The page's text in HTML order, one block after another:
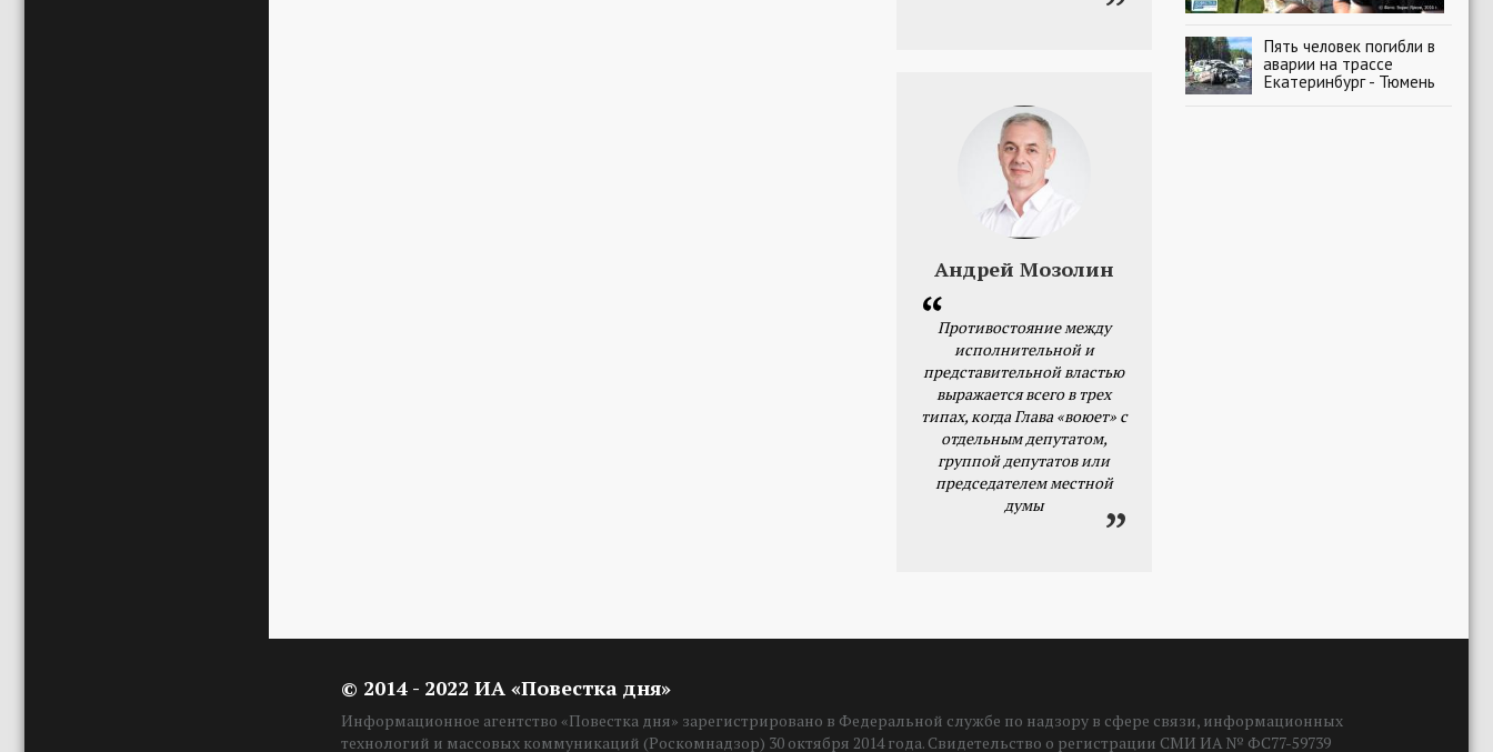
Андрей Мозолин
Противостояние между
исполнительной и
представительной властью
выражается всего в трех
типах, когда Глава «воюет» с
отдельным депутатом,
группой депутатов или
председателем местной
думы
Пять человек погибли в
аварии на трассе
Екатеринбург - Тюмень
© 2014 - 2022 ИА «Повестка дня»
Информационное агентство «Повестка дня» зарегистрировано в Федеральной службе по надзору в сфере связи, информационных
технологий и массовых коммуникаций (Роскомнадзор) 30 октября 2014 года. Свидетельство о регистрации СМИ ИА № ФС77-59739